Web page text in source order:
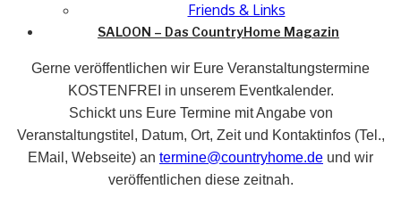
Friends & Links
SALOON – Das CountryHome Magazin
Gerne veröffentlichen wir Eure Veranstaltungstermine
KOSTENFREI in unserem Eventkalender.
Schickt uns Eure Termine mit Angabe von
Veranstaltungstitel, Datum, Ort, Zeit und Kontaktinfos (Tel.,
EMail, Webseite) an termine@countryhome.de und wir
veröffentlichen diese zeitnah.